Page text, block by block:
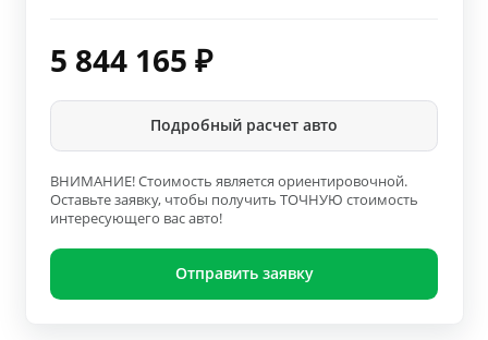
5 844 165 ₽
Подробный расчет авто
ВНИМАНИЕ! Стоимость является ориентировочной.
Оставьте заявку, чтобы получить ТОЧНУЮ стоимость
интересующего вас авто!
Отправить заявку